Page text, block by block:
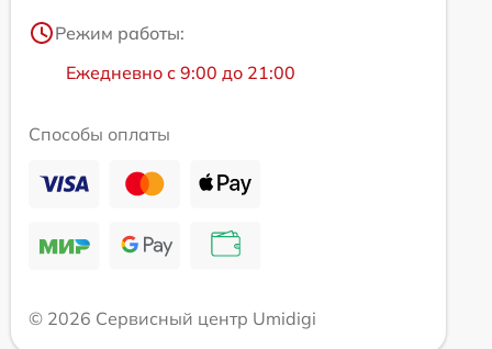
Режим работы:
Ежедневно с 9:00 до 21:00
Способы оплаты
© 2026 Сервисный центр Umidigi